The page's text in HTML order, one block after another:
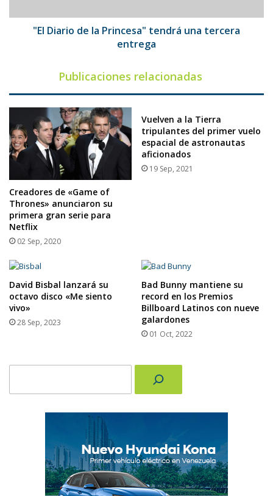
entrega
"El Diario de la Princesa" tendrá una tercera
entrega
Publicaciones relacionadas
Creadores de «Game of
Thrones» anunciaron su
primera gran serie para
Netflix
02 Sep, 2020
Vuelven a la Tierra
tripulantes del primer vuelo
espacial de astronautas
aficionados
19 Sep, 2021
David Bisbal lanzará su
octavo disco «Me siento
vivo»
28 Sep, 2023
Bad Bunny mantiene su
record en los Premios
Billboard Latinos con nueve
galardones
01 Oct, 2022